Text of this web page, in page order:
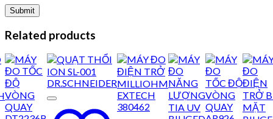
Related products